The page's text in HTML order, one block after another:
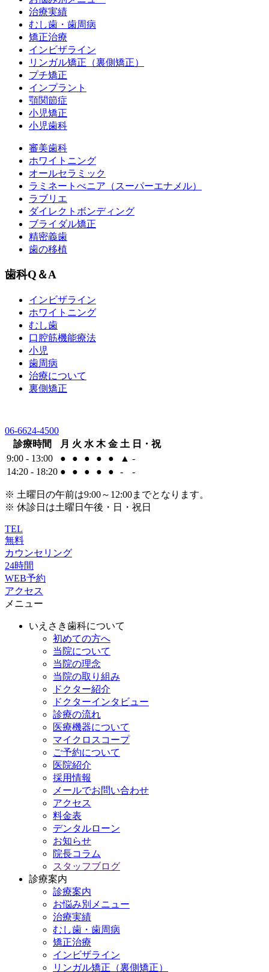
治療実績
むし歯・歯周病
矯正治療
インビザライン
リンガル矯正（裏側矯正）
プチ矯正
インプラント
顎関節症
小児矯正
小児歯科
審美歯科
ホワイトニング
オールセラミック
ラミネートべニア （スーパーエナメル）
ラブリエ
ダイレクトボンディング
ブライダル矯正
精密義歯
歯の移植
歯科Q＆A
インビザライン
ホワイトニング
むし歯
口腔筋機能療法
小児
歯周病
治療について
裏側矯正
06-6624-4500
診療時間
月 火 水 木 金 土 日・祝
9:00 - 13:00
● ● ● ● ● ▲ -
14:20 - 18:20 ● ● ● ● ● - -
※ 土曜日の午前は9:00～12:00までとなります。
※ 休診日は土曜日午後・日・祝日
TEL
無料
カウンセリング
24時間
WEB予約
アクセス
メニュー
いえさき歯科について
初めての方へ
当院について
当院の理念
当院の取り組み
ドクター紹介
ドクターインタビュー
診療の流れ
医療機器について
マイクロスコープ
ご予約について
医院紹介
採用情報
メールでお問い合わせ
アクセス
料金表
デンタルローン
お知らせ
院長コラム
スタッフブログ
診療案内
診療案内
お悩み別メニュー
治療実績
むし歯・歯周病
矯正治療
インビザライン
リンガル矯正（裏側矯正）